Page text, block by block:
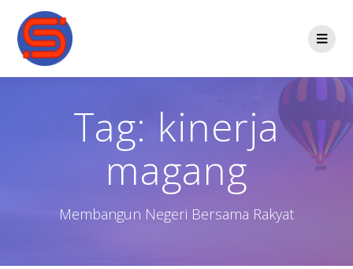
Tag: kinerja
magang
Membangun Negeri Bersama Rakyat